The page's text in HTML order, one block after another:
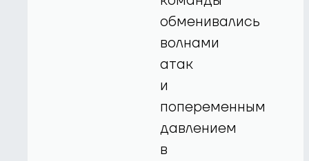
обменивались
волнами
атак
и
попеременным
давлением
в